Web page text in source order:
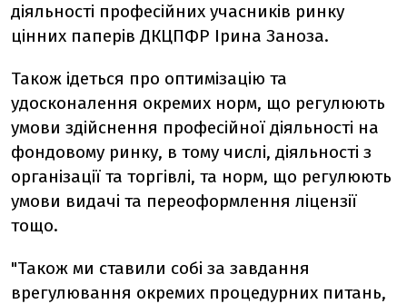
діяльності професійних учасників ринку
цінних паперів ДКЦПФР Ірина Заноза.
Також ідеться про оптимізацію та
удосконалення окремих норм, що регулюють
умови здійснення професійної діяльності на
фондовому ринку, в тому числі, діяльності з
організації та торгівлі, та норм, що регулюють
умови видачі та переоформлення ліцензії
тощо.
"Також ми ставили собі за завдання
врегулювання окремих процедурних питань,